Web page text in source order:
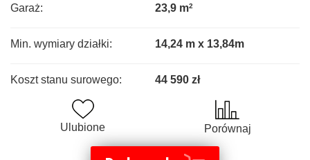
Garaż: 23,9 m2
Min. wymiary działki: 14,24 m x 13,84m
Koszt stanu surowego: 44 590 zł
Ulubione Porównaj